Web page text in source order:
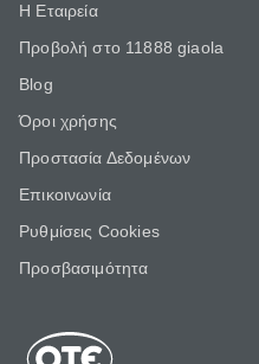
Η Εταιρεία
Προβολή στο 11888 giaola
Blog
Όροι χρήσης
Προστασία Δεδομένων
Επικοινωνία
Ρυθμίσεις Cookies
Προσβασιμότητα